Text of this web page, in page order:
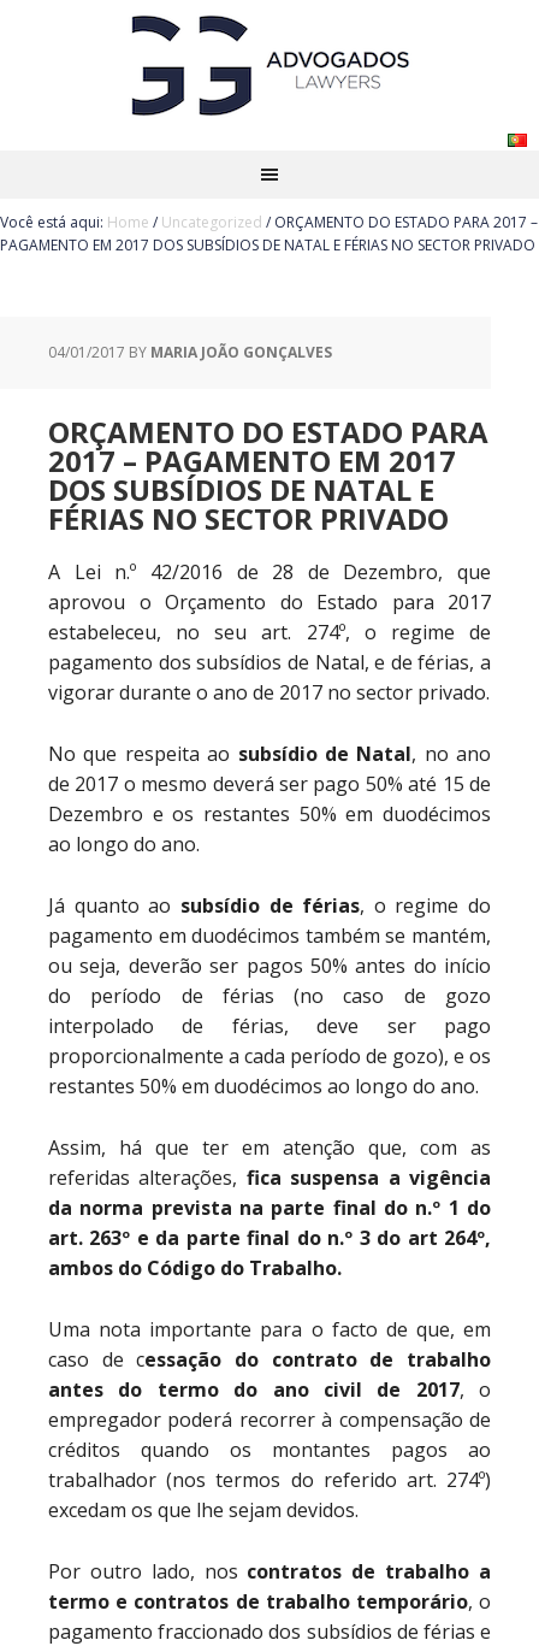
Você está aqui: Home / Uncategorized / ORÇAMENTO DO ESTADO PARA 2017 –
PAGAMENTO EM 2017 DOS SUBSÍDIOS DE NATAL E FÉRIAS NO SECTOR PRIVADO
04/01/2017 BY MARIA JOÃO GONÇALVES
ORÇAMENTO DO ESTADO PARA
2017 – PAGAMENTO EM 2017
DOS SUBSÍDIOS DE NATAL E
FÉRIAS NO SECTOR PRIVADO
A Lei n.º 42/2016 de 28 de Dezembro, que
aprovou o Orçamento do Estado para 2017
estabeleceu, no seu art. 274º, o regime de
pagamento dos subsídios de Natal, e de férias, a
vigorar durante o ano de 2017 no sector privado.
No que respeita ao subsídio de Natal, no ano
de 2017 o mesmo deverá ser pago 50% até 15 de
Dezembro e os restantes 50% em duodécimos
ao longo do ano.
Já quanto ao subsídio de férias, o regime do
pagamento em duodécimos também se mantém,
ou seja, deverão ser pagos 50% antes do início
do período de férias (no caso de gozo
interpolado de férias, deve ser pago
proporcionalmente a cada período de gozo), e os
restantes 50% em duodécimos ao longo do ano.
Assim, há que ter em atenção que, com as
referidas alterações, fica suspensa a vigência
da norma prevista na parte final do n.º 1 do
art. 263º e da parte final do n.º 3 do art 264º,
ambos do Código do Trabalho.
Uma nota importante para o facto de que, em
caso de cessação do contrato de trabalho
antes do termo do ano civil de 2017, o
empregador poderá recorrer à compensação de
créditos quando os montantes pagos ao
trabalhador (nos termos do referido art. 274º)
excedam os que lhe sejam devidos.
Por outro lado, nos contratos de trabalho a
termo e contratos de trabalho temporário, o
pagamento fraccionado dos subsídios de férias e